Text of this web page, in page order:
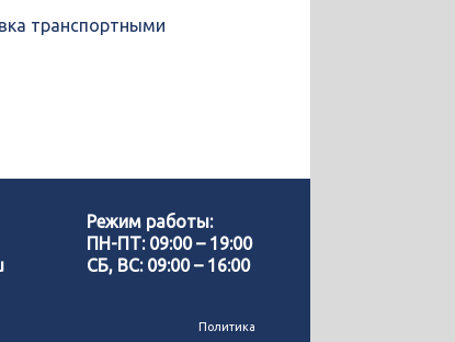
транспортными
Режим работы:
ПН-ПТ: 09:00 – 19:00
СБ, ВС: 09:00 – 16:00
Политика